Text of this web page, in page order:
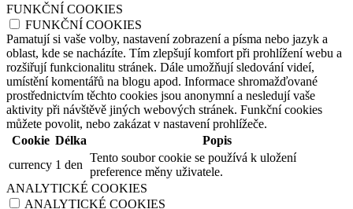
FUNKČNÍ COOKIES
FUNKČNÍ COOKIES
Pamatují si vaše volby, nastavení zobrazení a písma nebo jazyk a
oblast, kde se nacházíte. Tím zlepšují komfort při prohlížení webu a
rozšiřují funkcionalitu stránek. Dále umožňují sledování videí,
umístění komentářů na blogu apod. Informace shromažďované
prostřednictvím těchto cookies jsou anonymní a nesledují vaše
aktivity při návštěvě jiných webových stránek. Funkční cookies
můžete povolit, nebo zakázat v nastavení prohlížeče.
Cookie Délka
Popis
currency 1 den
Tento soubor cookie se používá k uložení
preference měny uživatele.
ANALYTICKÉ COOKIES
ANALYTICKÉ COOKIES